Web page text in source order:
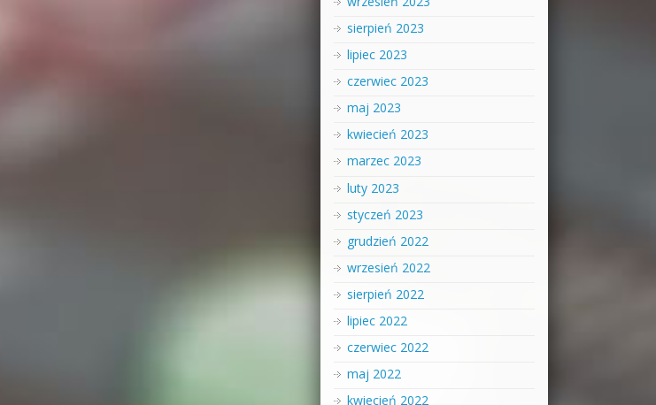
sierpień 2023
lipiec 2023
czerwiec 2023
maj 2023
kwiecień 2023
marzec 2023
luty 2023
styczeń 2023
grudzień 2022
wrzesień 2022
sierpień 2022
lipiec 2022
czerwiec 2022
maj 2022
kwiecień 2022